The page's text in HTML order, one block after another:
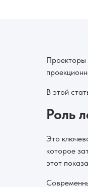
Проекторы
В этой
Роль
Это
которое
этот